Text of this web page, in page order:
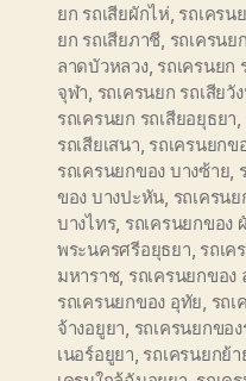
ยก รถเสียผักไห่ รถเครน
ยก รถเสียภาชี รถเครนย
ลาดบัวหลวง, รถเครนยก
จุฬา รถเครนยก รถเสียวั
รถเครนยก รถเสียอยุธยา
รถเสียเสนา รถเครนยกข
รถเครนยกของ บางซ้าย
ของ บางปะหัน รถเครน
บางไทร, รถเครนยกของ
พระนครศรีอยุธยา รถเค
มหาราช, รถเครนยกของ
รถเครนยกของ อุทัย รถเ
จ้างอยูยา รถเครนยกขอ
เนอร์อยูยา รถเครนยกย้